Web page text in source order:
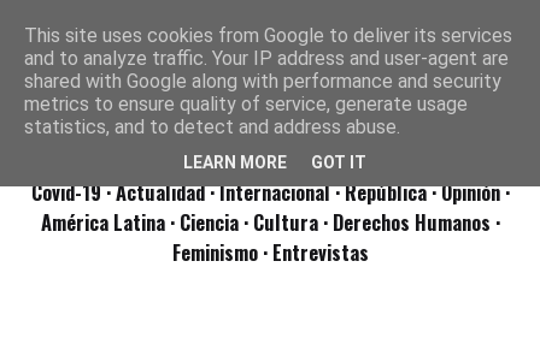
Covid-19· Actualidad· Internacional· República· Opinión·
América Latina · Ciencia · Cultura · Derechos Humanos ·
Feminismo · Entrevistas
This site uses cookies from Google to deliver its services
and to analyze traffic. Your IP address and user-agent are
shared with Google along with performance and security
metrics to ensure quality of service, generate usage
statistics, and to detect and address abuse.
LEARN MORE GOT IT